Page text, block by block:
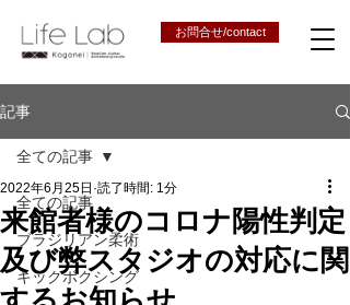
お問合せ/contact
記事
全ての記事
ブラジリアン柔術
キックボクシング
全ての記事
来館者様のコロナ陽性判定
及び弊スタジオの対応に関
2022年6月25日 読了時間: 1分